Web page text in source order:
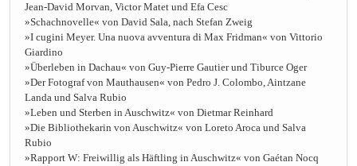
Jean-David Morvan, Victor Matet und Efa Cesc
»Schachnovelle« von David Sala, nach Stefan Zweig
»I cugini Meyer. Una nuova avventura di Max Fridman« von Vittorio
Giardino
»Überleben in Dachau« von Guy-Pierre Gautier und Tiburce Oger
»Der Fotograf von Mauthausen« von Pedro J. Colombo, Aintzane
Landa und Salva Rubio
»Leben und Sterben in Auschwitz« von Dietmar Reinhard
»Die Bibliothekarin von Auschwitz« von Loreto Aroca und Salva
Rubio
»Rapport W: Freiwillig als Häftling in Auschwitz« von Gaétan Nocq